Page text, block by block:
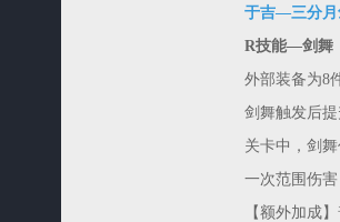
于吉—三分月
R技能—剑舞
外部装备为8
剑舞触发后
关卡中，剑
一次范围伤
【额外加成